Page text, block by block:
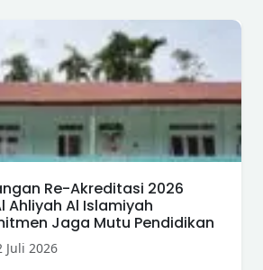
Re-Akreditasi 2026
Ahliyah Al Islamiyah
Jaga Mutu Pendidikan
Juli 2026